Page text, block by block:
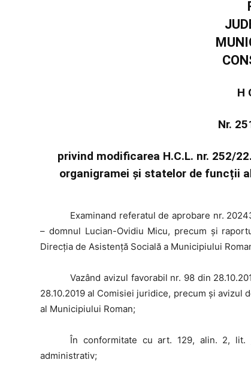
H
Nr.
privind modificarea H.C.L. nr. 252/
organigramei și statelor de funcții
Examinand referatul de aprobare nr.
– domnul Lucian-Ovidiu Micu, precum și
Direcția de Asistență Socială a Municipiului
Vazând avizul favorabil nr. 98 din
28.10.2019 al Comisiei juridice, precum și avizul
al Municipiului Roman;
În conformitate cu art. 129, alin. 2, lit.
administrativ;